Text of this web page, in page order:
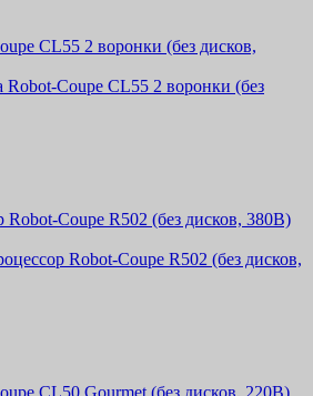
Robot-Coupe CL55 2 воронки (без
Robot-Coupe R502 (без дисков,